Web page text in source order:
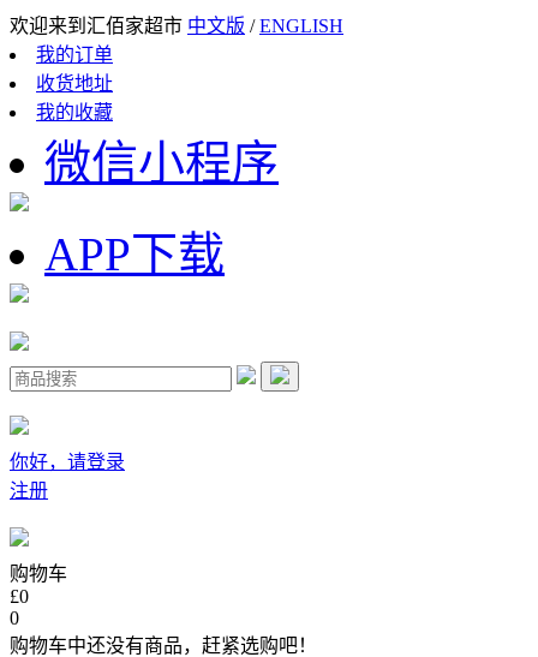
欢迎来到汇佰家超市 中文版 /ENGLISH
我的订单
收货地址
我的收藏
微信小程序
APP下载
你好，请登录
注册
购物车
£0
0
购物车中还没有商品，赶紧选购吧！